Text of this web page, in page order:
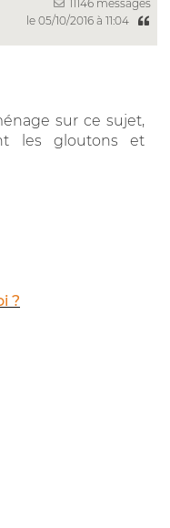
11146 messages
le 05/10/2016 à 11:04
sur ce sujet,
les gloutons et
?